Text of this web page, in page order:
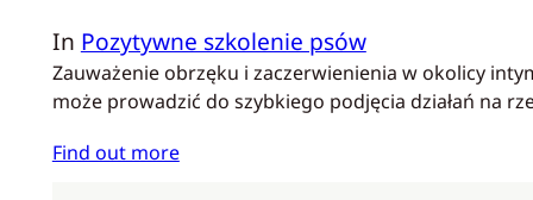
In Pozytywne szkolenie psów
Zauważenie obrzęku i zaczerwienienia w okolicy
może prowadzić do szybkiego podjęcia działań na
Find out more